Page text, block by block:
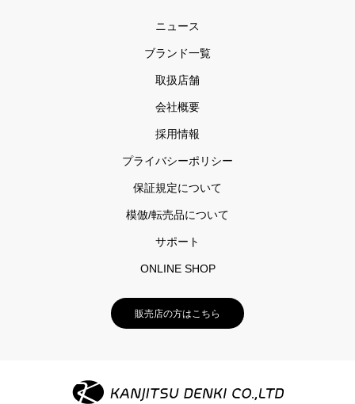
ニュース
ブランド一覧
取扱店舗
会社概要
採用情報
プライバシーポリシー
保証規定について
模倣/転売品について
サポート
ONLINE SHOP
販売店の方はこちら